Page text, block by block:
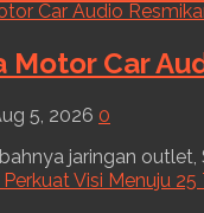
Motor Car
5, 2026 0
jaringan outlet,